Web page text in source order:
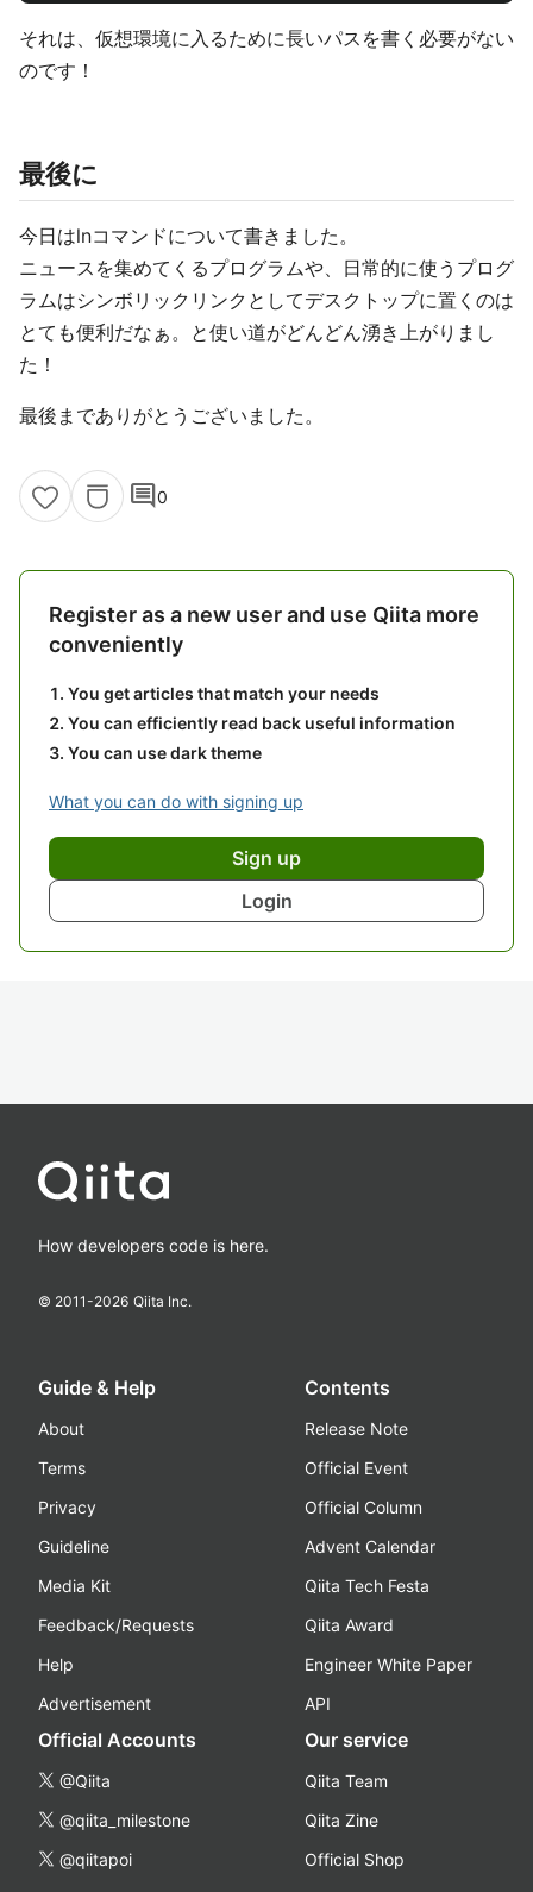
それは、仮想環境に入るために長いパスを書く必要がない
のです！
最後に
今日はlnコマンドについて書きました。
ニュースを集めてくるプログラムや、日常的に使うプログ
ラムはシンボリックリンクとしてデスクトップに置くのは
とても便利だなぁ。と使い道がどんどん湧き上がりまし
た！
最後までありがとうございました。
comment0
Register as a new user and use Qiita more
conveniently
You get articles that match your needs
You can efficiently read back useful information
You can use dark theme
What you can do with signing up
Sign up
Login
How developers code is here.
© 2011-2026 Qiita Inc.
Guide & Help
About
Terms
Privacy
Guideline
Media Kit
Feedback/Requests
Help
Advertisement
Contents
Release Note
Official Event
Official Column
Advent Calendar
Qiita Tech Festa
Qiita Award
Engineer White Paper
API
Official Accounts
@Qiita
@qiita_milestone
@qiitapoi
Our service
Qiita Team
Qiita Zine
Official Shop